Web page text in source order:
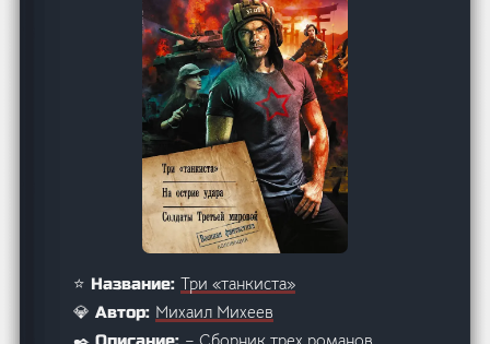
⭐ Название:Три «танкиста»
💎 Автор: Михаил Михеев
– Сборник трех романов